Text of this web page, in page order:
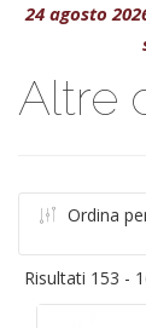
24 agosto
Altre
Ordina
Risultati 153 -